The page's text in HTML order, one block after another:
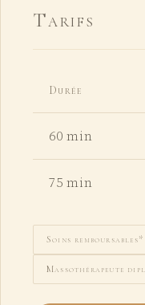
Tarifs
Durée
60 min
75 min
Soins remboursables*
Massothérapeute